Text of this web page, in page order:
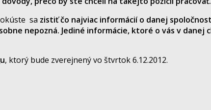
sa zistiť čo najviac informácií o danej
nepozná. Jediné informácie, ktoré o vás v danej
, ktorý bude zverejnený vo štvrtok 6.12.2012.